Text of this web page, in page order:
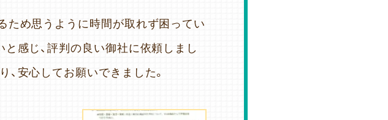
ため思うように時間が取れず困ってい
感じ、評判の良い御社に依頼しまし
安心してお願いできました。